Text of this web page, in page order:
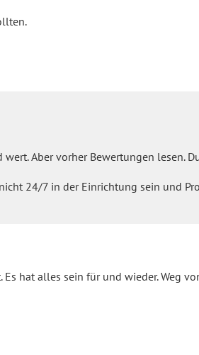
Aber vorher Bewertungen lesen.
24/7 in der Einrichtung sein und
hat alles sein für und wieder. Weg